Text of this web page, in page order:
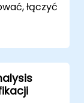
łączyć
cały
i filtry.